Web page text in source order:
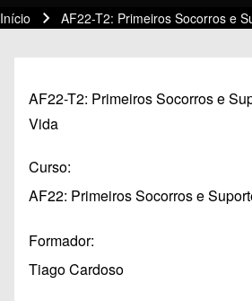
Navegação estrutural
Início AF22-T2: Primeiros Socorros e
AF22-T2: Primeiros Socorros e
Vida
Curso
AF22: Primeiros Socorros e
Formador
Tiago Cardoso